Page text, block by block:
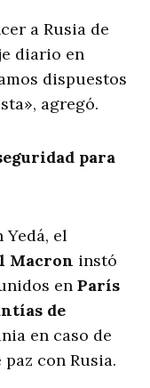
a Rusia de
diario en
dispuestos
agregó.
para
el
Macron instó
enParís
de
en caso de
con Rusia.